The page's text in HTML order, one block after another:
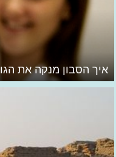
איך הסבון מנקה את